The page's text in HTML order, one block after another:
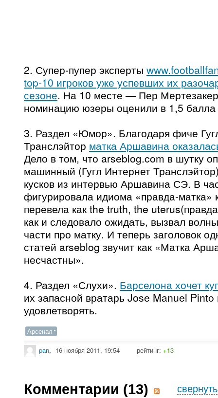
2. Супер-пупер эксперты
top-10 игроков уже успевших их
сезоне. На 10 месте — Пер
номинацию юзеры оценили в 1,5 балла
3. Раздел «Юмор». Благодаря фиче
Транслэйтор матка Аршавина
Дело в том, что arseblog.com в шутку
машинный (Гугл Интернет
кусков из интервью Аршавина СЭ. В
фигурировала идиома «правда-матка»
перевела как the truth, the
как и следовало ожидать, вызвал
части про матку. И теперь заголовок
статей arseblog звучит как «Матка
несчастны».
4. Раздел «Слухи». Барселона хочет
их запасной вратарь Jose Manuel Pinto
удовлетворять.
Арсенал
pan, 16 ноября 2011, 19:54 рейтинг: +13
Комментарии (13) свернуть